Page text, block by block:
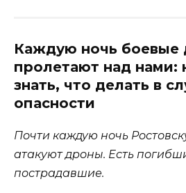
Каждую ночь боевые
пролетают над нами:
знать, что делать в
опасности
Почти каждую ночь
атакуют дроны. Есть
пострадавшие.